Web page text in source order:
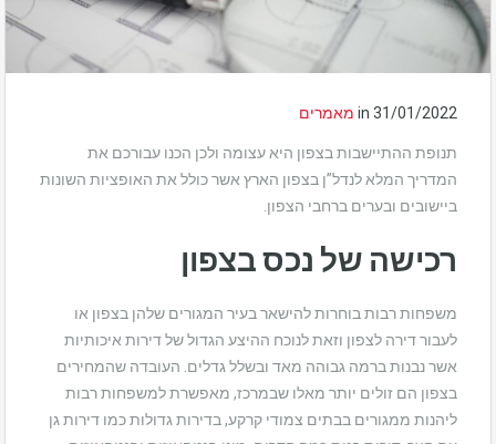
31/01/2022
in מאמרים
תנופת ההתיישבות בצפון היא עצומה ולכן הכנו עבורכם את
המדריך המלא לנדל”ן בצפון הארץ אשר כולל את האופציות השונות
ביישובים ובערים ברחבי הצפון.
רכישה של נכס בצפון
משפחות רבות בוחרות להישאר בעיר המגורים שלהן בצפון או
לעבור דירה לצפון וזאת לנוכח ההיצע הגדול של דירות איכותיות
אשר נבנות ברמה גבוהה מאד ובשלל גדלים. העובדה שהמחירים
בצפון הם זולים יותר מאלו שבמרכז, מאפשרת למשפחות רבות
ליהנות ממגורים בבתים צמודי קרקע, בדירות גדולות כמו דירות גן